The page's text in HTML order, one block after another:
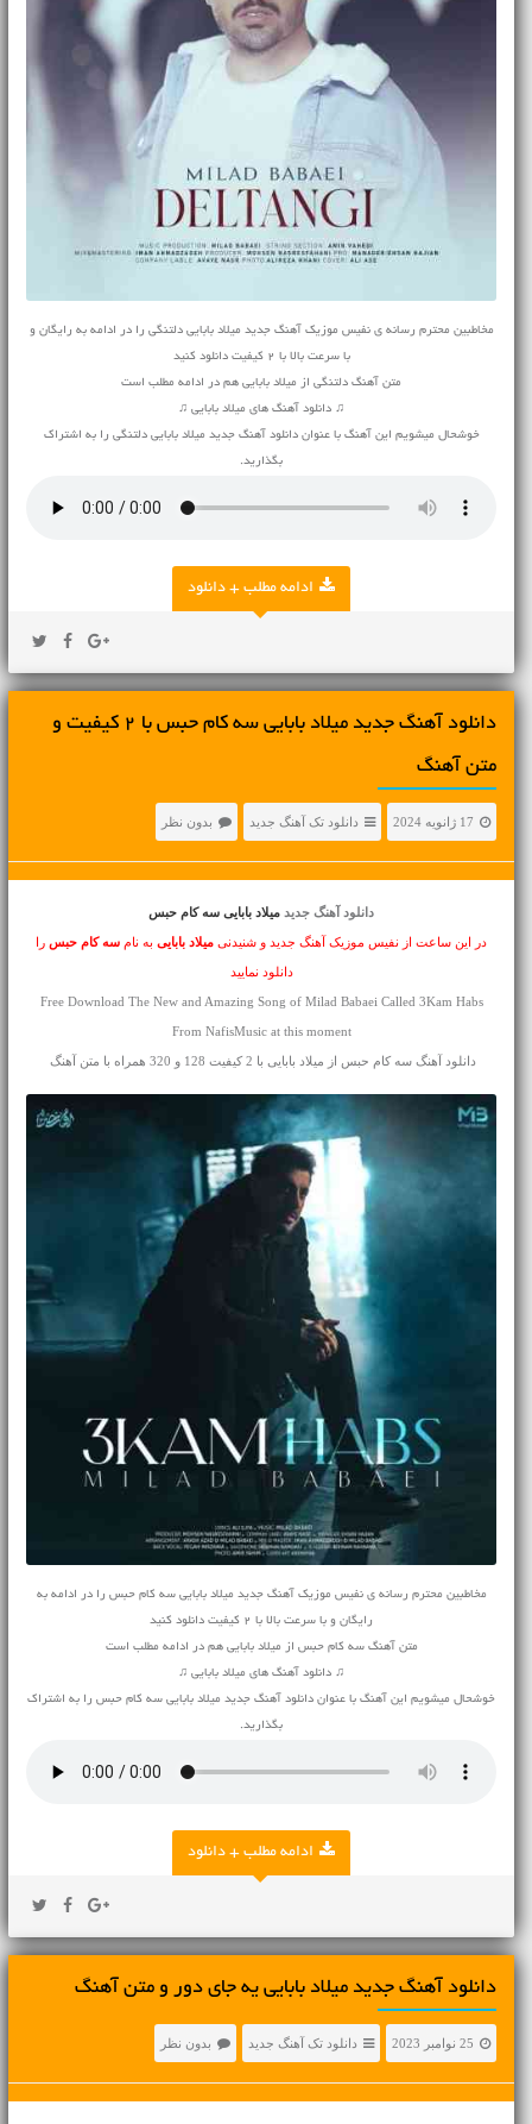
مخاطبین محترم رسانه ی نفیس موزیک آهنگ جدید میلاد بابایی دلتنگی را در ادامه به رایگان و
با سرعت بالا با 2 کیفیت دانلود کنید
متن آهنگ دلتنگی از میلاد بابایی هم در ادامه مطلب است
♫ دانلود آهنگ های میلاد بابایی ♫
خوشحال میشویم این آهنگ با عنوان دانلود آهنگ جدید میلاد بابایی دلتنگی را به اشتراک
بگذارید.
ادامه مطلب + دانلود
دانلود آهنگ جديد میلاد بابایی سه کام حبس با 2 کیفیت و
متن آهنگ
17 ژانویه 2024 دانلود تک آهنگ جدید بدون نظر
دانلود آهنگ جدید میلاد بابایی سه کام حبس
در این ساعت از نفیس موزیک آهنگ جدید و شنیدنی میلاد باباییبه نام سه کام حبس را
دانلود نمایید
Free Download The New and Amazing Song of Milad Babaei Called 3Kam Habs
From NafisMusic at this moment
دانلود آهنگ سه کام حبس از میلاد بابایی با 2 کیفیت 128 و 320 همراه با متن آهنگ
مخاطبین محترم رسانه ی نفیس موزیک آهنگ جدید میلاد بابایی سه کام حبس را در ادامه به
رایگان و با سرعت بالا با 2 کیفیت دانلود کنید
متن آهنگ سه کام حبس از میلاد بابایی هم در ادامه مطلب است
♫ دانلود آهنگ های میلاد بابایی ♫
خوشحال میشویم این آهنگ با عنوان دانلود آهنگ جدید میلاد بابایی سه کام حبس را به اشتراک
بگذارید.
ادامه مطلب + دانلود
دانلود آهنگ جديد میلاد بابایی یه جای دور و متن آهنگ
25 نوامبر 2023 دانلود تک آهنگ جدید بدون نظر